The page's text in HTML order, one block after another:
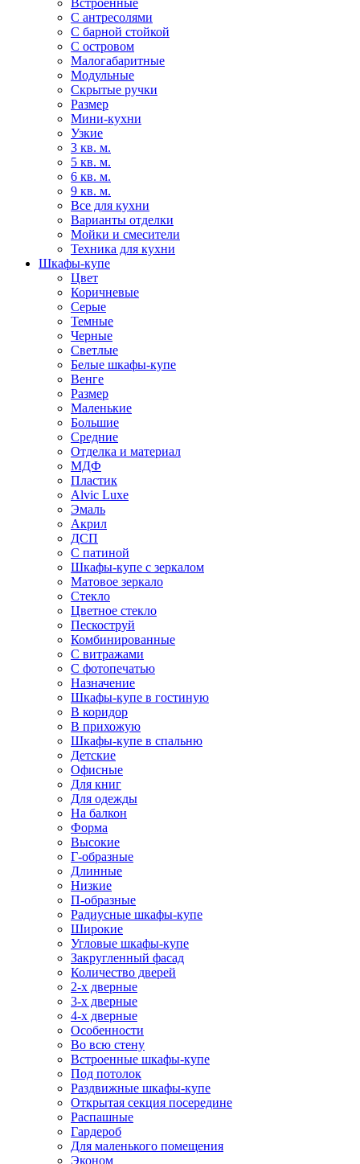
Встроенные
С антресолями
С барной стойкой
С островом
Малогабаритные
Модульные
Скрытые ручки
Размер
Мини-кухни
Узкие
3 кв. м.
5 кв. м.
6 кв. м.
9 кв. м.
Все для кухни
Варианты отделки
Мойки и смесители
Техника для кухни
Шкафы-купе
Цвет
Коричневые
Серые
Темные
Черные
Светлые
Белые шкафы-купе
Венге
Размер
Маленькие
Большие
Средние
Отделка и материал
МДФ
Пластик
Alvic Luxe
Эмаль
Акрил
ДСП
С патиной
Шкафы-купе с зеркалом
Матовое зеркало
Стекло
Цветное стекло
Пескоструй
Комбинированные
С витражами
С фотопечатью
Назначение
Шкафы-купе в гостиную
В коридор
В прихожую
Шкафы-купе в спальню
Детские
Офисные
Для книг
Для одежды
На балкон
Форма
Высокие
Г-образные
Длинные
Низкие
П-образные
Радиусные шкафы-купе
Широкие
Угловые шкафы-купе
Закругленный фасад
Количество дверей
2-х дверные
3-х дверные
4-х дверные
Особенности
Во всю стену
Встроенные шкафы-купе
Под потолок
Раздвижные шкафы-купе
Открытая секция посередине
Распашные
Гардероб
Для маленького помещения
Эконом